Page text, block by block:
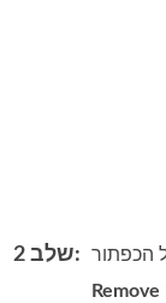
שלב 2:
Remove